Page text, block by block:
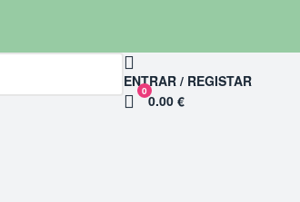
ENTRAR / REGISTAR
0
0.00 €